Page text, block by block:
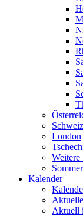
Schweiz
London
Weitere
Kalender
Aktuell